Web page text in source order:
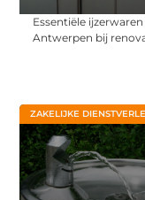
Essentiële ijzerwaren
Antwerpen bij
ZAKELIJKE